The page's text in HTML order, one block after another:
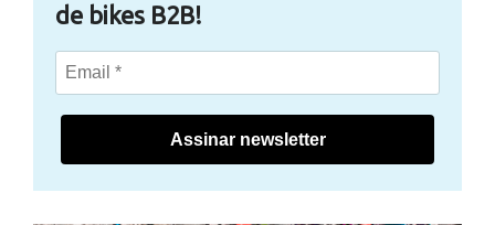
de bikes B2B!
Assinar newsletter